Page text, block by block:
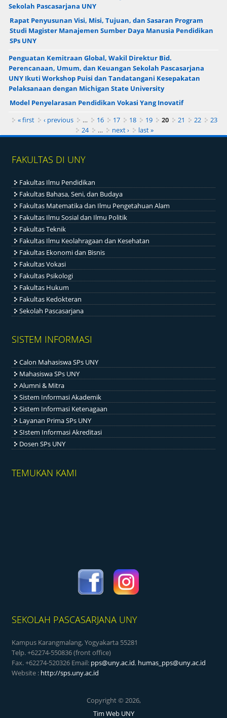
Sekolah Pascasarjana UNY
Rapat Penyusunan Visi, Misi, Tujuan, dan Sasaran Program
Studi Magister Manajemen Sumber Daya Manusia Pendidikan
SPs UNY
Penguatan Kemitraan Global, Wakil Direktur Bid.
Perencanaan, Umum, dan Keuangan Sekolah Pascasarjana
UNY Ikuti Workshop Puisi dan Tandatangani Kesepakatan
Pelaksanaan dengan Michigan State University
Model Penyelarasan Pendidikan Vokasi Yang Inovatif
Pages
« first ‹ previous … 16 17 18 19 20 21 22
23
24
… next › last »
FAKULTAS DI UNY
Fakultas Ilmu Pendidikan
Fakultas Bahasa, Seni, dan Budaya
Fakultas Matematika dan Ilmu Pengetahuan Alam
Fakultas Ilmu Sosial dan Ilmu Politik
Fakultas Teknik
Fakultas Ilmu Keolahragaan dan Kesehatan
Fakultas Ekonomi dan Bisnis
Fakultas Vokasi
Fakultas Psikologi
Fakultas Hukum
Fakultas Kedokteran
Sekolah Pascasarjana
SISTEM INFORMASI
Calon Mahasiswa SPs UNY
Mahasiswa SPs UNY
Alumni & Mitra
Sistem Informasi Akademik
Sistem Informasi Ketenagaan
Layanan Prima SPs UNY
SIstem Informasi Akreditasi
Dosen SPs UNY
TEMUKAN KAMI
SEKOLAH PASCASARJANA UNY
Kampus Karangmalang, Yogyakarta 55281
Telp. +62274-550836 (front office)
Fax. +62274-520326 Email: pps@uny.ac.id, humas_pps@uny.ac.id
Website : http://sps.uny.ac.id
Copyright © 2026,
Tim Web UNY